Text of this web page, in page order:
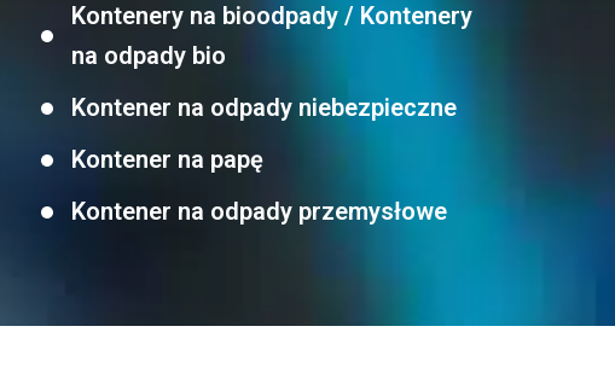
Kontenery na bioodpady / Kontenery
na odpady bio
Kontener na odpady niebezpieczne
Kontener na papę
Kontener na odpady przemysłowe